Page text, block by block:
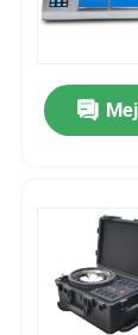
Productos
Videos